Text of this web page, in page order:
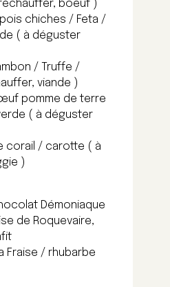
boeuf )
chiches / Feta /
( à déguster
/ Truffe /
viande )
pomme de terre
( à déguster
corail / carotte ( à
)
Démoniaque
de Roquevaire,
Fraise / rhubarbe